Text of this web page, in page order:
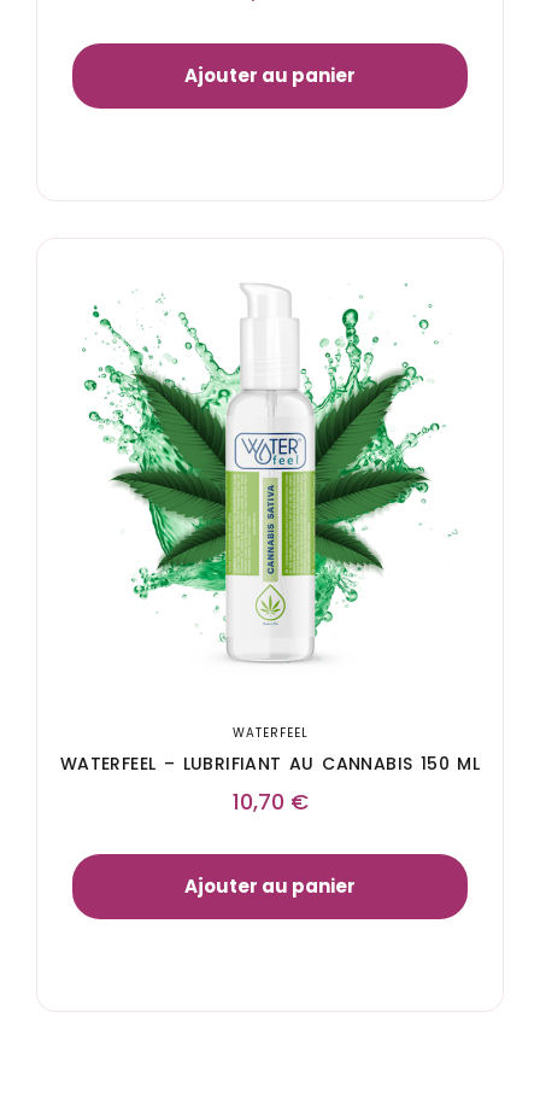
Ajouter au panier
WATERFEEL
WATERFEEL – LUBRIFIANT AU CANNABIS 150 ML
10,70 €
Ajouter au panier